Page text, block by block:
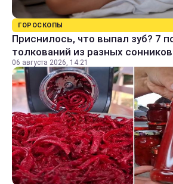
ГОРОСКОПЫ
Приснилось, что выпал зуб? 7
толкований из разных сонников
06 августа 2026, 14:21